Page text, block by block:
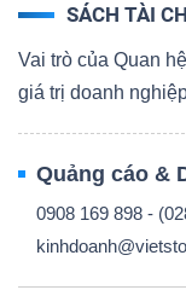
SÁCH TÀI
Vai trò của Quan
giá trị doanh
Quảng cáo &
0908 169 898 -